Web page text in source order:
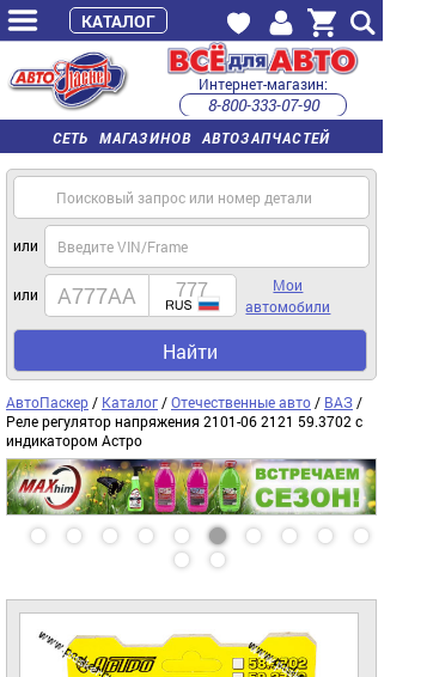
СЕТЬ МАГАЗИНОВ АВТОЗАПЧАСТЕЙ
Интернет-магазин:
8-800-333-07-90
часы работы с 9:00 до 22:00 (пн-пт)
или
или
Мои
автомобили
Найти
АвтоПаскер / Каталог /Отечественные авто / ВАЗ /
Реле регулятор напряжения 2101-06 2121 59.3702 с
индикатором Астро
КАТАЛОГ